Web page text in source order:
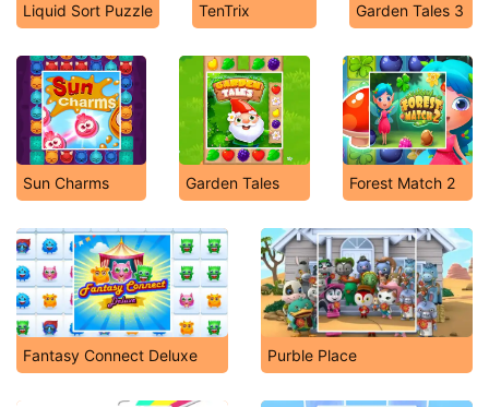
Liquid Sort Puzzle TenTrix Garden Tales 3
Sun Charms Garden Tales Forest Match 2
Fantasy Connect Deluxe Purble Place